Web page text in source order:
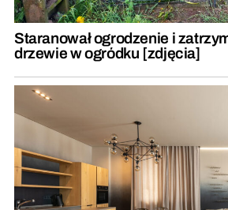
Staranował ogrodzenie i
drzewie w ogródku [zdjęcia]